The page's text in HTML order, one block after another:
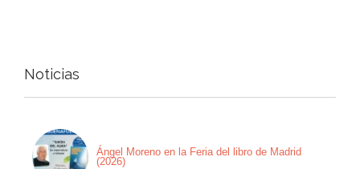
Noticias
Ángel Moreno en la Feria del libro de Madrid
(2026)